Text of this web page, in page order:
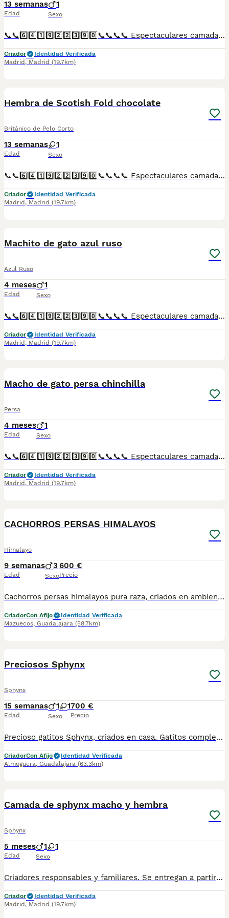
13 semanas
Edad
1
Sexo
📞📞6️⃣4️⃣1️⃣9️⃣2️⃣2️⃣3️⃣9️⃣0️⃣📞📞📞📞 Espectaculares camadas de gatitos de machos y hembras de Scotish chocolate nacionales descendientes de las mejores líneas de sangre. Disponibles tanto hembras como machos. Las camadas están bajo supervisión veterinaria desde su nacimiento hasta que son entregadas a su nueva familia. Criados por un equipo de profesionales y mejores personas que, con más de 20 años de experiencia , cuidan a los animales por vocación, aplicando una cría ética y responsable para que cada cachorro se desarrolle con la mejor salud y con un buen temperamento. Todos los cachorritos se entregan con unos dos meses y medio de edad y sus vacunas correspondientes, desparasitados interna y externamente, con certificado de salud, y garantía tanto por enfermedad vírica como congénito genética. Posibilidad de entregar en toda España mediante transporte propio preparado para animales y con chofer privado. Los precios pueden variar según las características y morfología de cada cachorro. Añádenos al whats app o llámanos, y encantados atenderemos todas tus dudas y consultas. Teléfono / Whats app: 641 92 23 90
Criador
Identidad Verificada
Madrid , Madrid (19.7km)
Hembra de Scotish Fold chocolate
Británico de Pelo Corto
13 semanas
Edad
1
Sexo
📞📞6️⃣4️⃣1️⃣9️⃣2️⃣2️⃣3️⃣9️⃣0️⃣📞📞📞📞 Espectaculares camadas de gatitos de machos y hembras de Scotish Fold chocólate nacionales descendientes de las mejores líneas de sangre. Disponibles tanto hembras como machos. Las camadas están bajo supervisión veterinaria desde su nacimiento hasta que son entregadas a su nueva familia. Criados por un equipo de profesionales y mejores personas que, con más de 20 años de experiencia , cuidan a los animales por vocación, aplicando una cría ética y responsable para que cada cachorro se desarrolle con la mejor salud y con un buen temperamento. Todos los cachorritos se entregan con unos dos meses y medio de edad y sus vacunas correspondientes, desparasitados interna y externamente, con certificado de salud, y garantía tanto por enfermedad vírica como congénito genética. Posibilidad de entregar en toda España mediante transporte propio preparado para animales y con chofer privado. Los precios pueden variar según las características y morfología de cada cachorro. Añádenos al whats app o llámanos, y encantados atenderemos todas tus dudas y consultas. Teléfono / Whats app: 641 92 23 90
Criador
Identidad Verificada
Madrid , Madrid (19.7km)
Machito de gato azul ruso
Azul Ruso
4 meses
Edad
1
Sexo
📞📞6️⃣4️⃣1️⃣9️⃣2️⃣2️⃣3️⃣9️⃣0️⃣📞📞📞📞 Espectaculares camadas de gatitos de machos y hembras de azul ruso nacionales descendientes de las mejores líneas de sangre. Disponibles tanto hembras como machos. Las camadas están bajo supervisión veterinaria desde su nacimiento hasta que son entregadas a su nueva familia. Criados por un equipo de profesionales y mejores personas que, con más de 20 años de experiencia , cuidan a los animales por vocación, aplicando una cría ética y responsable para que cada cachorro se desarrolle con la mejor salud y con un buen temperamento. Todos los cachorritos se entregan con unos dos meses y medio de edad y sus vacunas correspondientes, desparasitados interna y externamente, con certificado de salud, y garantía tanto por enfermedad vírica como congénito genética. Posibilidad de entregar en toda España mediante transporte propio preparado para animales y con chofer privado. Los precios pueden variar según las características y morfología de cada cachorro. Añádenos al whats app o llámanos, y encantados atenderemos todas tus dudas y consultas. Teléfono / Whats app: 641 92 23 90
Criador
Identidad Verificada
Madrid , Madrid (19.7km)
Macho de gato persa chinchilla
Persa
4 meses
Edad
1
Sexo
📞📞6️⃣4️⃣1️⃣9️⃣2️⃣2️⃣3️⃣9️⃣0️⃣📞📞📞📞 Espectaculares camadas de gatitos de machos y hembras de macho persa chinchilla nacionales descendientes de las mejores líneas de sangre. Disponibles tanto hembras como machos. Las camadas están bajo supervisión veterinaria desde su nacimiento hasta que son entregadas a su nueva familia. Criados por un equipo de profesionales y mejores personas que, con más de 20 años de experiencia , cuidan a los animales por vocación, aplicando una cría ética y responsable para que cada cachorro se desarrolle con la mejor salud y con un buen temperamento. Todos los cachorritos se entregan con unos dos meses y medio de edad y sus vacunas correspondientes, desparasitados interna y externamente, con certificado de salud, y garantía tanto por enfermedad vírica como congénito genética. Posibilidad de entregar en toda España mediante transporte propio preparado para animales y con chofer privado. Los precios pueden variar según las características y morfología de cada cachorro. Añádenos al whats app o llámanos, y encantados atenderemos todas tus dudas y consultas. Teléfono / Whats app: 641 92 23 90
Criador
Identidad Verificada
Madrid , Madrid (19.7km)
CACHORROS PERSAS HIMALAYOS
Himalayo
9 semanas
Edad
3
Sexo
600 €
Precio
Cachorros persas himalayos pura raza, criados en ambiente familiar, cartilla veterinaria, revisión veterinaria desparasitados vacunas libres de leucemia, inmunodeficiencia y PKD, Contactar por WhatsApp al teléfono 659567463,se hacen envíos a toda España
CriadorCon Afijo
Identidad Verificada
Mazuecos, Guadalajara (58.7km)
Preciosos Sphynx
Sphynx
15 semanas
Edad
1 1
Sexo
700 €
Precio
Precioso gatitos Sphynx, criados en casa. Gatitos completamente sanos. Muy cariñosos , una verdadera ternura. Nada de pelo. Tacto goma. Tu gatito te espera.!!!!
CriadorCon Afijo
Identidad Verificada
Almoguera, Guadalajara (63.3km)
Camada de sphynx macho y hembra
Sphynx
5 meses
Edad
1 1
Sexo
Criadores responsables y familiares. Se entregan a partir de 2 meses de edad y sus vacunas correspondientes, desparasitados. Todos los cachorros son descendientes de las mejores líneas nacionales. Se entregan en toda España con transporte de alta calidad preparado para animales, van en vehículo climatizado con chófer particular a cargo del comprador. Si tienes dudas o consultas sobre la raza, podemos resolver tus dudas por whats app ;) Abogamos por una cría nacional (no en países del este) en un ambiente familiar con personas con vocación en una cría ética y responsable, y que por encima de todo, aman a los animales Teléfono / Whats app: 641 92 23 90
Criador
Identidad Verificada
Madrid , Madrid (19.7km)